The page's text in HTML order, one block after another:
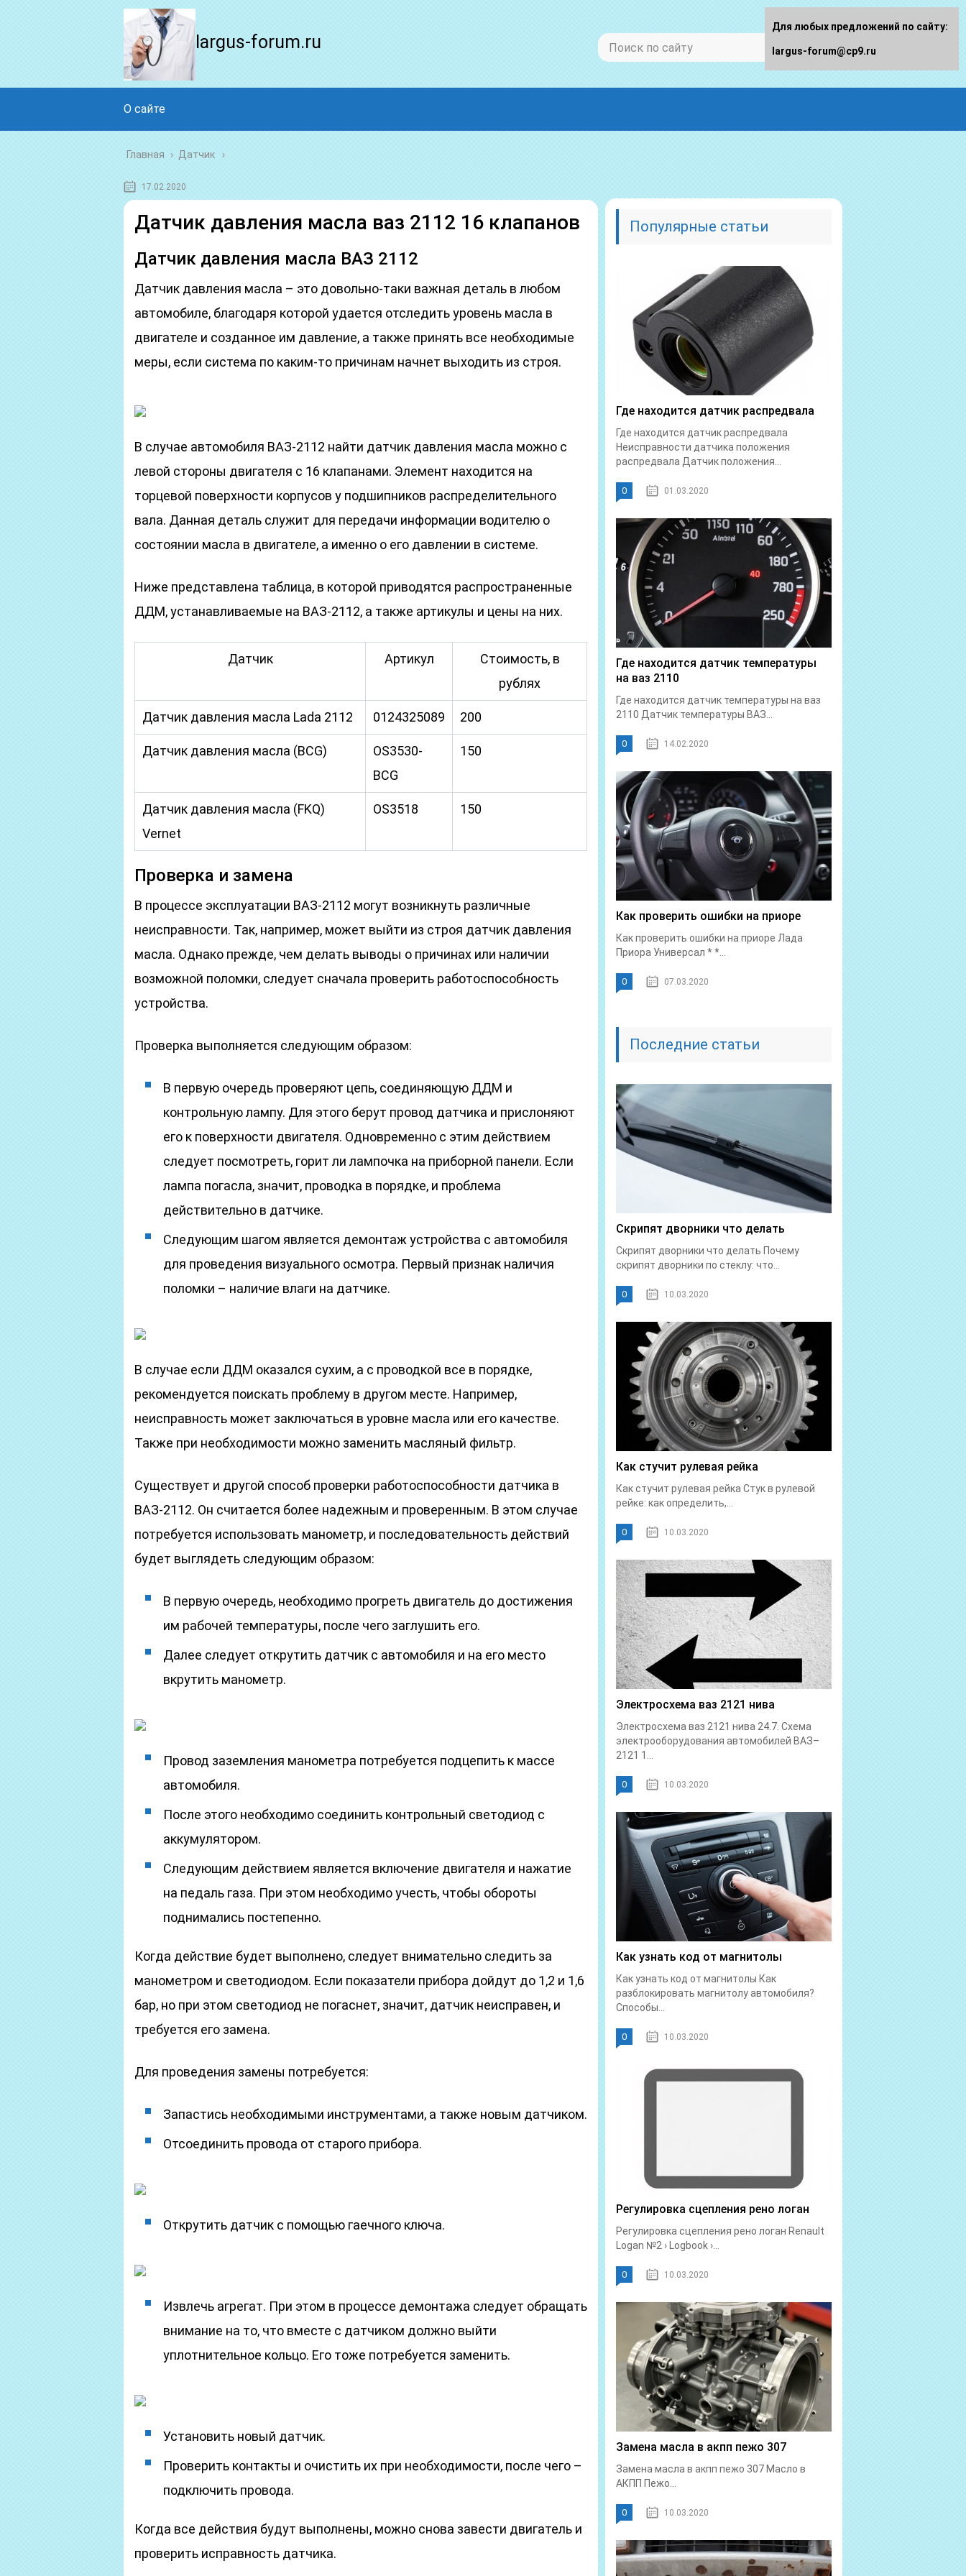
largus-forum.ru
О сайте
Главная › Датчик
17.02.2020
Датчик давления масла ваз 2112 16 клапанов
Датчик давления масла ВАЗ 2112
Датчик давления масла – это довольно-таки важная деталь в любом
автомобиле, благодаря которой удается отследить уровень масла в
двигателе и созданное им давление, а также принять все необходимые
меры, если система по каким-то причинам начнет выходить из строя.
В случае автомобиля ВАЗ-2112 найти датчик давления масла можно с
левой стороны двигателя с 16 клапанами. Элемент находится на
торцевой поверхности корпусов у подшипников распределительного
вала. Данная деталь служит для передачи информации водителю о
состоянии масла в двигателе, а именно о его давлении в системе.
Ниже представлена таблица, в которой приводятся распространенные
ДДМ, устанавливаемые на ВАЗ-2112, а также артикулы и цены на них.
Датчик Артикул
Стоимость, в
рублях
Датчик давления масла Lada 2112 0124325089 200
Датчик давления масла (BCG)
OS3530-
BCG
150
Датчик давления масла (FKQ)
Vernet
OS3518 150
Проверка и замена
В процессе эксплуатации ВАЗ-2112 могут возникнуть различные
неисправности. Так, например, может выйти из строя датчик давления
масла. Однако прежде, чем делать выводы о причинах или наличии
возможной поломки, следует сначала проверить работоспособность
устройства.
Проверка выполняется следующим образом:
В первую очередь проверяют цепь, соединяющую ДДМ и
контрольную лампу. Для этого берут провод датчика и прислоняют
его к поверхности двигателя. Одновременно с этим действием
следует посмотреть, горит ли лампочка на приборной панели. Если
лампа погасла, значит, проводка в порядке, и проблема
действительно в датчике.
Следующим шагом является демонтаж устройства с автомобиля
для проведения визуального осмотра. Первый признак наличия
поломки – наличие влаги на датчике.
В случае если ДДМ оказался сухим, а с проводкой все в порядке,
рекомендуется поискать проблему в другом месте. Например,
неисправность может заключаться в уровне масла или его качестве.
Также при необходимости можно заменить масляный фильтр.
Существует и другой способ проверки работоспособности датчика в
ВАЗ-2112. Он считается более надежным и проверенным. В этом случае
потребуется использовать манометр, и последовательность действий
будет выглядеть следующим образом:
В первую очередь, необходимо прогреть двигатель до достижения
им рабочей температуры, после чего заглушить его.
Далее следует открутить датчик с автомобиля и на его место
вкрутить манометр.
Провод заземления манометра потребуется подцепить к массе
автомобиля.
После этого необходимо соединить контрольный светодиод с
аккумулятором.
Следующим действием является включение двигателя и нажатие
на педаль газа. При этом необходимо учесть, чтобы обороты
поднимались постепенно.
Когда действие будет выполнено, следует внимательно следить за
манометром и светодиодом. Если показатели прибора дойдут до 1,2 и 1,6
бар, но при этом светодиод не погаснет, значит, датчик неисправен, и
требуется его замена.
Для проведения замены потребуется:
Запастись необходимыми инструментами, а также новым датчиком.
Отсоединить провода от старого прибора.
Открутить датчик с помощью гаечного ключа.
Извлечь агрегат. При этом в процессе демонтажа следует обращать
внимание на то, что вместе с датчиком должно выйти
уплотнительное кольцо. Его тоже потребуется заменить.
Установить новый датчик.
Проверить контакты и очистить их при необходимости, после чего –
подключить провода.
Когда все действия будут выполнены, можно снова завести двигатель и
проверить исправность датчика.
Популярные статьи
Где находится датчик распредвала
Где находится датчик распредвала
Неисправности датчика положения
распредвала Датчик положения...
0 01.03.2020
Где находится датчик температуры
на ваз 2110
Где находится датчик температуры на ваз
2110 Датчик температуры ВАЗ...
0 14.02.2020
Как проверить ошибки на приоре
Как проверить ошибки на приоре Лада
Приора Универсал * *...
0 07.03.2020
Последние статьи
Скрипят дворники что делать
Скрипят дворники что делать Почему
скрипят дворники по стеклу: что...
0 10.03.2020
Как стучит рулевая рейка
Как стучит рулевая рейка Стук в рулевой
рейке: как определить,...
0 10.03.2020
Электросхема ваз 2121 нива
Электросхема ваз 2121 нива 24.7. Схема
электрооборудования автомобилей ВАЗ–
2121 1...
0 10.03.2020
Как узнать код от магнитолы
Как узнать код от магнитолы Как
разблокировать магнитолу автомобиля?
Способы...
0 10.03.2020
Регулировка сцепления рено логан
Регулировка сцепления рено логан Renault
Logan №2 › Logbook ›...
0 10.03.2020
Замена масла в акпп пежо 307
Замена масла в акпп пежо 307 Масло в
АКПП Пежо...
0 10.03.2020
Для любых предложений по сайту:
largus-forum@cp9.ru